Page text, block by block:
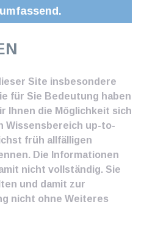
Site insbesondere
für Sie Bedeutung haben
Ihnen die Möglichkeit sich
Wissensbereich up-to-
früh allfälligen
Die Informationen
nicht vollständig. Sie
und damit zur
nicht ohne Weiteres